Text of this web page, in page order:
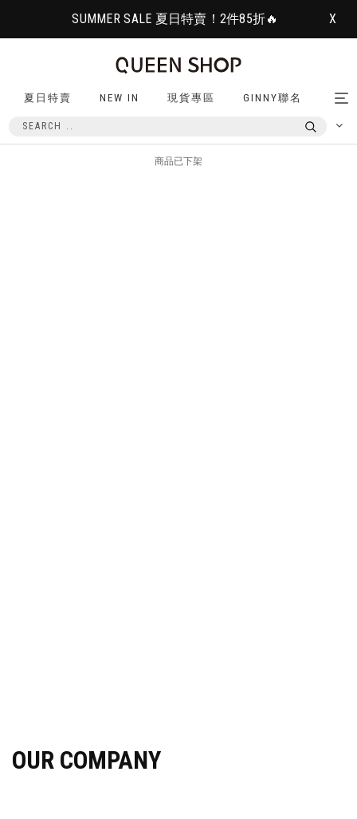
SUMMER SALE 夏日特賣！2件85折🔥 X
夏日特賣 NEW IN 現貨專區 GINNY聯名
商品已下架
OUR COMPANY